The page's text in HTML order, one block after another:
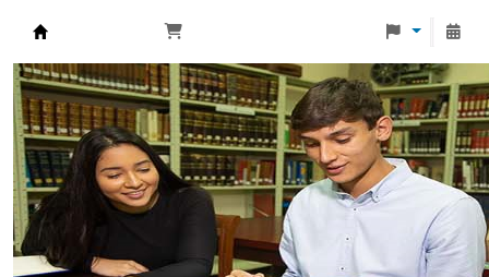
Biblioteca Universidad Monteávila